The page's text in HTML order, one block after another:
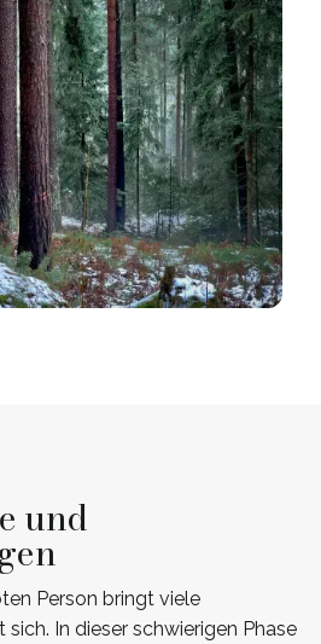
und
Person bringt viele
In dieser schwierigen Phase